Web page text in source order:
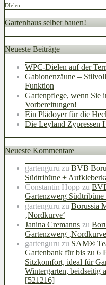
DIelen
Gartenhaus selber bauen!
Neueste Beiträge
WPC-Dielen auf der
Gabionenzäune –
Funktion
Gartenpflege, wenn Sie
Vorbereitungen!
Ein Plädoyer für die
Die Leyland Zypressen
Neueste Kommentare
gartenguru zu BVB
Südtribüne +
Constantin Hopp zu
Gartenzwerg
gartenguru zu Borussia
‚Nordkurve‘
Janina Cremanns zu
Gartenzwerg
gartenguru zu SAM®
Gartenbank für bis zu 6
Sitzkomfort, ideal für
Wintergarten, beidseitig
[521216]